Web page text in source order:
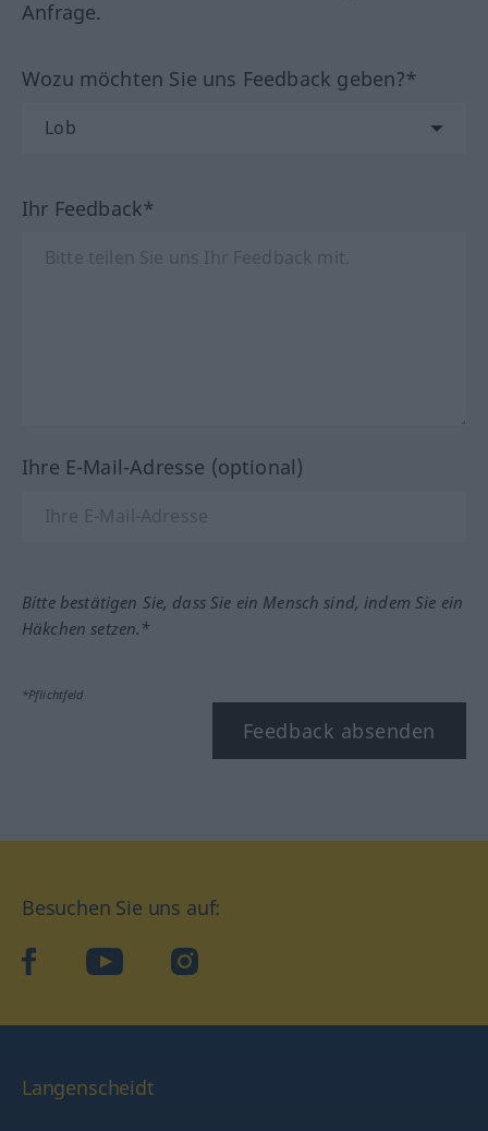
Anfrage.
Wozu möchten Sie uns Feedback geben?*
Ihr Feedback*
Ihre E-Mail-Adresse (optional)
Bitte bestätigen Sie, dass Sie ein Mensch sind, indem Sie ein
Häkchen setzen.*
*Pflichtfeld
Feedback absenden
Besuchen Sie uns auf:
facebookYouTube Instagram
Langenscheidt